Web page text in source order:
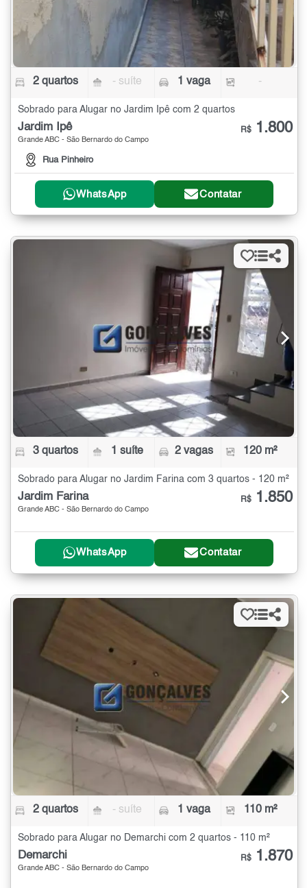
2 quartos - suíte 1 vaga -
Sobrado para Alugar no Jardim Ipê com 2 quartos
Jardim Ipê
Grande ABC - São Bernardo do Campo
Rua Pinheiro
R$ 1.800
WhatsApp Contatar
3 quartos 1 suíte 2 vagas 120 m²
Sobrado para Alugar no Jardim Farina com 3 quartos - 120 m²
Jardim Farina
Grande ABC - São Bernardo do Campo
R$ 1.850
WhatsApp Contatar
2 quartos - suíte 1 vaga 110 m²
Sobrado para Alugar no Demarchi com 2 quartos - 110 m²
Demarchi
Grande ABC - São Bernardo do Campo
R$ 1.870